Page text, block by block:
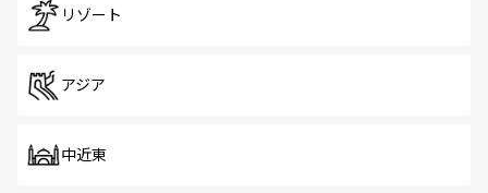
リゾート
アジア
中近東